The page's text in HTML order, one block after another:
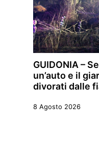
GUIDONIA –
un’auto e il
divorati dalle
8 Agosto 2026